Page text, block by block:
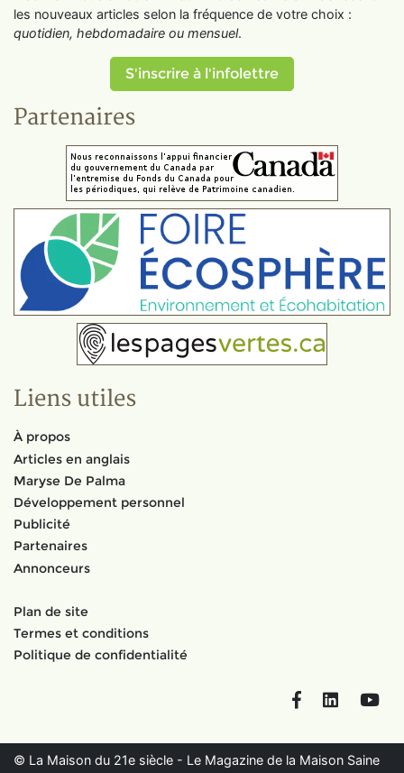
les nouveaux articles selon la fréquence de votre choix :
quotidien, hebdomadaire ou mensuel.
S'inscrire à l'infolettre
Partenaires
Liens utiles
À propos
Articles en anglais
Maryse De Palma
Développement personnel
Publicité
Partenaires
Annonceurs
Plan de site
Termes et conditions
Politique de confidentialité
FacebookLinkedIn
© La Maison du 21e siècle - Le Magazine de la Maison Saine